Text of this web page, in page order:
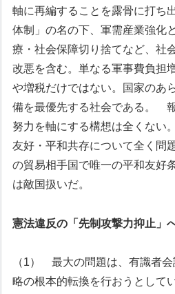
軸に再編することを露骨に打ち
体制」の名の下、軍需産業強化
療・社会保障切り捨てなど、社
改悪を含む。単なる軍事費負担
や増税だけではない。国家のあ
備を最優先する社会である。
努力を軸にする構想は全くない
友好・平和共存について全く問
の貿易相手国で唯一の平和友好
は敵国扱いだ。
憲法違反の「先制攻撃力抑止」
（1） 最大の問題は、有識者
略の根本的転換を行おうとして